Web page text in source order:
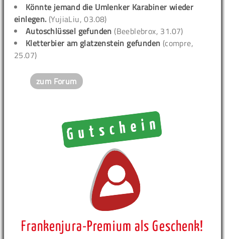
Könnte jemand die Umlenker Karabiner wieder
einlegen. (YujiaLiu, 03.08)
Autoschlüssel gefunden (Beeblebrox, 31.07)
Kletterbier am glatzenstein gefunden (compre,
25.07)
zum Forum
Frankenjura-Premium als Geschenk!